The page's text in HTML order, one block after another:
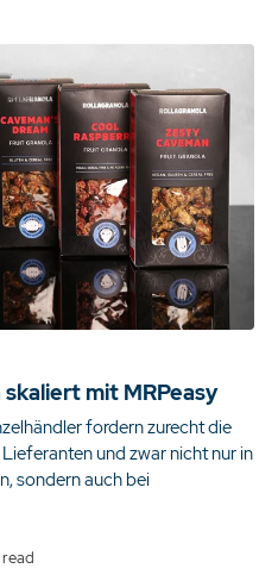
mit MRPeasy
fordern zurecht die
und zwar nicht nur in
sondern auch bei